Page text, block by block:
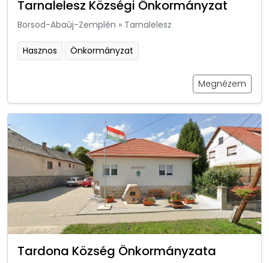
Tarnalelesz Községi Önkormányzat
Borsod-Abaúj-Zemplén » Tarnalelesz
Hasznos Önkormányzat
Megnézem
Tardona Község Önkormányzata